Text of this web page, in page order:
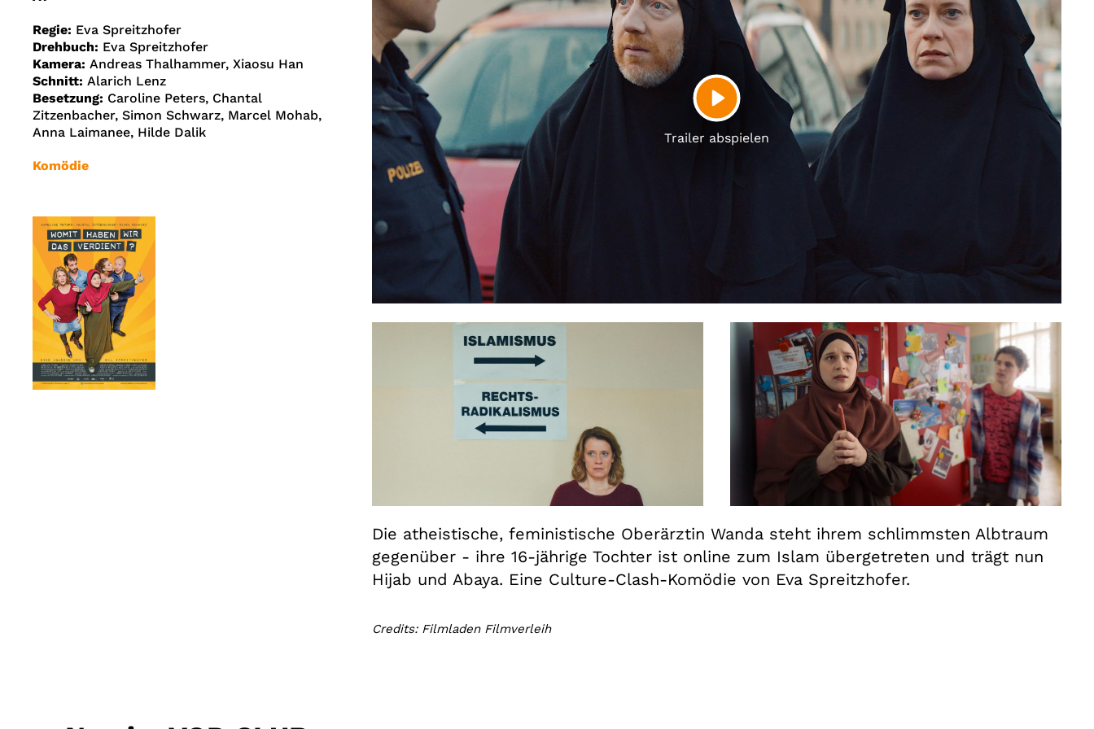
Gutscheine
& Filmpässe
Account
Suche
PLAY
Trailer abspielen
Regie: Eva Spreitzhofer
Drehbuch: Eva Spreitzhofer
Kamera: Andreas Thalhammer, Xiaosu Han
Schnitt: Alarich Lenz
Besetzung: Caroline Peters, Chantal
Zitzenbacher, Simon Schwarz, Marcel Mohab,
Anna Laimanee, Hilde Dalik
Komödie
Die atheistische, feministische Oberärztin Wanda steht ihrem schlimmsten Albtraum
gegenüber - ihre 16-jährige Tochter ist online zum Islam übergetreten und trägt nun
Hijab und Abaya. Eine Culture-Clash-Komödie von Eva Spreitzhofer.
Credits: Filmladen Filmverleih